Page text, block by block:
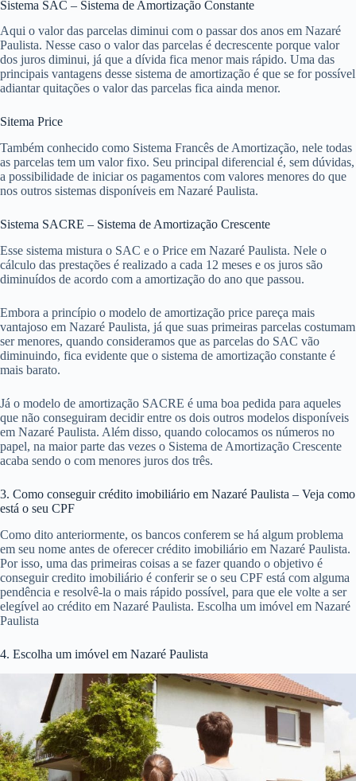
Sistema SAC – Sistema de Amortização Constante
Aqui o valor das parcelas diminui com o passar dos anos em Nazaré
Paulista. Nesse caso o valor das parcelas é decrescente porque valor
dos juros diminui, já que a dívida fica menor mais rápido. Uma das
principais vantagens desse sistema de amortização é que se for possível
adiantar quitações o valor das parcelas fica ainda menor.
Sitema Price
Também conhecido como Sistema Francês de Amortização, nele todas
as parcelas tem um valor fixo. Seu principal diferencial é, sem dúvidas,
a possibilidade de iniciar os pagamentos com valores menores do que
nos outros sistemas disponíveis em Nazaré Paulista.
Sistema SACRE – Sistema de Amortização Crescente
Esse sistema mistura o SAC e o Price em Nazaré Paulista. Nele o
cálculo das prestações é realizado a cada 12 meses e os juros são
diminuídos de acordo com a amortização do ano que passou.
Embora a princípio o modelo de amortização price pareça mais
vantajoso em Nazaré Paulista, já que suas primeiras parcelas costumam
ser menores, quando consideramos que as parcelas do SAC vão
diminuindo, fica evidente que o sistema de amortização constante é
mais barato.
Já o modelo de amortização SACRE é uma boa pedida para aqueles
que não conseguiram decidir entre os dois outros modelos disponíveis
em Nazaré Paulista. Além disso, quando colocamos os números no
papel, na maior parte das vezes o Sistema de Amortização Crescente
acaba sendo o com menores juros dos três.
3. Como conseguir crédito imobiliário em Nazaré Paulista – Veja como
está o seu CPF
Como dito anteriormente, os bancos conferem se há algum problema
em seu nome antes de oferecer crédito imobiliário em Nazaré Paulista.
Por isso, uma das primeiras coisas a se fazer quando o objetivo é
conseguir credito imobiliário é conferir se o seu CPF está com alguma
pendência e resolvê-la o mais rápido possível, para que ele volte a ser
elegível ao crédito em Nazaré Paulista. Escolha um imóvel em Nazaré
Paulista
4. Escolha um imóvel em Nazaré Paulista